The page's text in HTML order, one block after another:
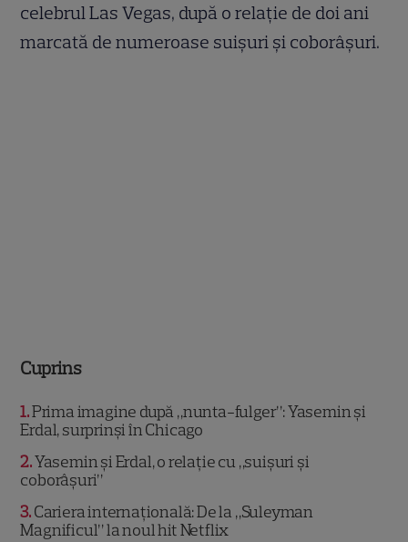
celebrul Las Vegas, după o relație de doi ani
marcată de numeroase suișuri și coborâșuri.
Cuprins
1 Prima imagine după „nunta-fulger”: Yasemin și
Erdal, surprinși în Chicago
2 Yasemin și Erdal, o relație cu „suișuri și
coborâșuri”
3 Cariera internațională: De la „Suleyman
Magnificul” la noul hit Netflix